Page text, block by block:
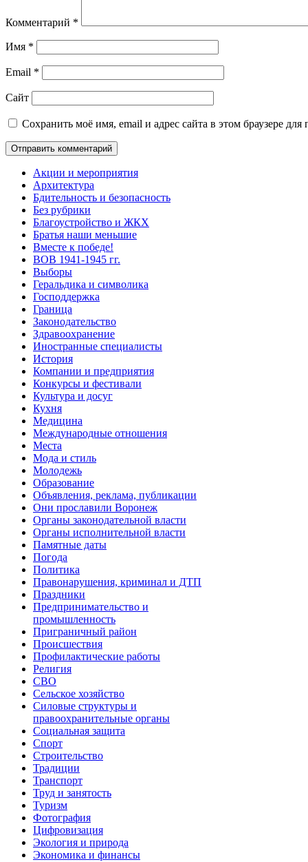
Комментарий *
Имя *
Email *
Сайт
Сохранить моё имя, email и адрес сайта в этом браузере
Акции и мероприятия
Архитектура
Бдительность и безопасность
Без рубрики
Благоустройство и ЖКХ
Братья наши меньшие
Вместе к победе!
ВОВ 1941-1945 гг.
Выборы
Геральдика и символика
Господдержка
Граница
Законодательство
Здравоохранение
Иностранные специалисты
История
Компании и предприятия
Конкурсы и фестивали
Культура и досуг
Кухня
Медицина
Международные отношения
Места
Мода и стиль
Молодежь
Образование
Объявления, реклама, публикации
Они прославили Воронеж
Органы законодательной власти
Органы исполнительной власти
Памятные даты
Погода
Политика
Правонарушения, криминал и ДТП
Праздники
Предпринимательство и
промышленность
Приграничный район
Происшествия
Профилактические работы
Религия
СВО
Сельское хозяйство
Силовые структуры и
правоохранительные органы
Социальная защита
Спорт
Строительство
Традиции
Транспорт
Труд и занятость
Туризм
Фотография
Цифровизация
Экология и природа
Экономика и финансы